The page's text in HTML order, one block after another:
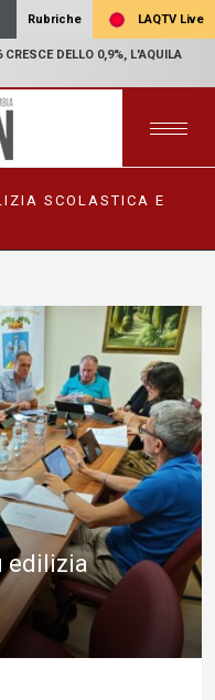
Rubriche LAQTV Live
DELLO 0,9%, L'AQUILA
SCOLASTICA E
edilizia